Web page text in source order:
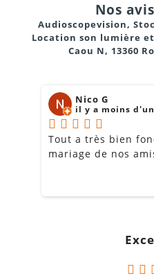
Nos
Audioscopevision,
Location son lumière
Caou N, 13360
Nico G
il y a moins
Tout a très bien
mariage de nos